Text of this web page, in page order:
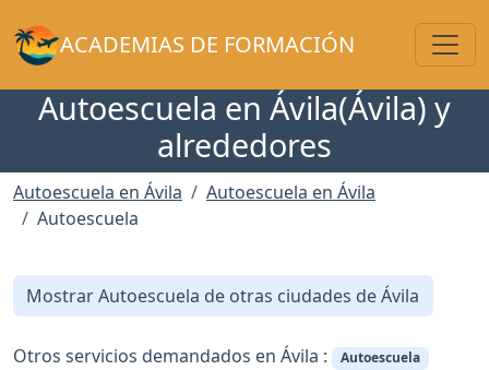
ACADEMIAS DE FORMACIÓN
Autoescuela en Ávila(Ávila) y
alrededores
Autoescuela en Ávila
Autoescuela en Ávila
Autoescuela
Mostrar Autoescuela de otras ciudades de Ávila
Otros servicios demandados en Ávila : Autoescuela